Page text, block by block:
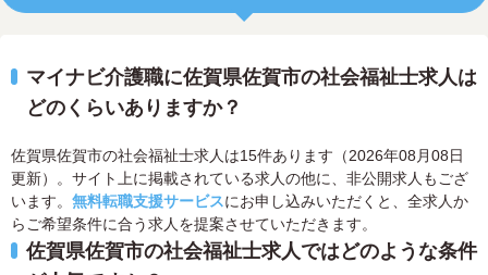
マイナビ介護職に佐賀県佐賀市の社会福祉士求人は
どのくらいありますか？
佐賀県佐賀市の社会福祉士求人は15件あります（2026年08月08日
更新）。サイト上に掲載されている求人の他に、非公開求人もござ
います。 無料転職支援サービスにお申し込みいただくと、全求人か
らご希望条件に合う求人を提案させていただきます。
佐賀県佐賀市の社会福祉士求人ではどのような条件